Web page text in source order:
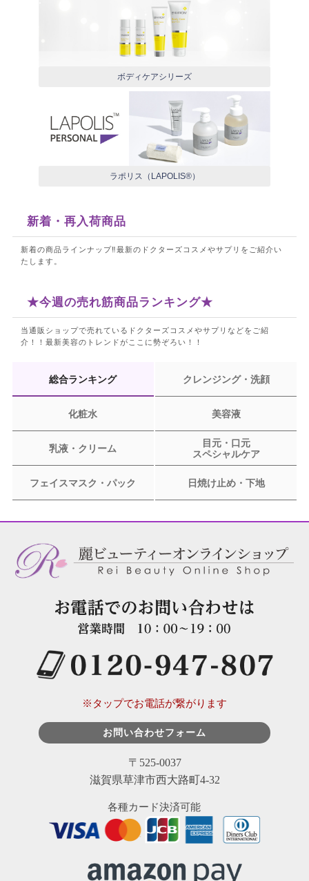
ボディケアシリーズ
ラポリス（LAPOLIS®）
新着・再入荷商品
新着の商品ラインナップ‼最新のドクターズコスメやサプリをご紹介い
たします。
★今週の売れ筋商品ランキング★
当通販ショップで売れているドクターズコスメやサプリなどをご紹
介！！最新美容のトレンドがここに勢ぞろい！！
総合ランキング クレンジング・洗顔
化粧水 美容液
乳液・クリーム
目元・口元
スペシャルケア
フェイスマスク・パック 日焼け止め・下地
※タップでお電話が繋がります
お問い合わせフォーム
〒525-0037
滋賀県草津市西大路町4-32
各種カード決済可能